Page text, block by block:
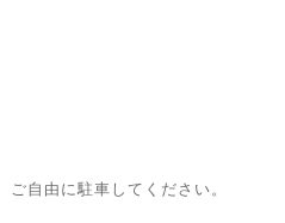
自由に駐車してください。